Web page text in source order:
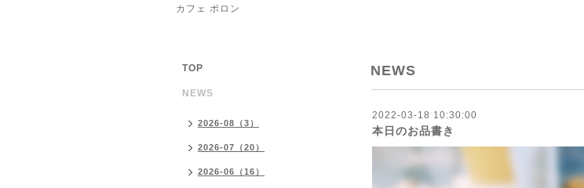
カフェ ポロン
NEWS
2022-03-18 10:30:00
本日のお品書き
TOP
NEWS
2026-08（3）
2026-07（20）
2026-06（16）